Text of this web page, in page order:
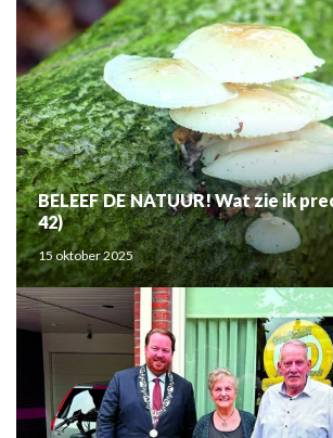
BELEEF DE NATUUR! Wat zie ik
42)
15 oktober 2025